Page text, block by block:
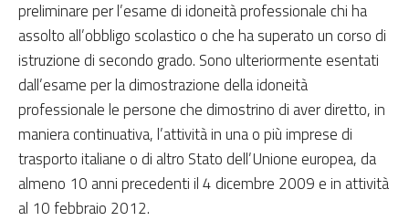
preliminare per l’esame di idoneità professionale chi ha
assolto all’obbligo scolastico o che ha superato un corso di
istruzione di secondo grado. Sono ulteriormente esentati
dall’esame per la dimostrazione della idoneità
professionale le persone che dimostrino di aver diretto, in
maniera continuativa, l’attività in una o più imprese di
trasporto italiane o di altro Stato dell’Unione europea, da
almeno 10 anni precedenti il 4 dicembre 2009 e in attività
al 10 febbraio 2012.